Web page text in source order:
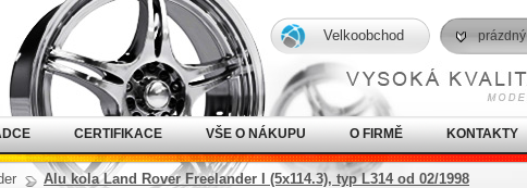
Alu kola Land Rover Freelander I (5x114.3), typ L314 od 02/1998
CERTIFIKACE VŠE O NÁKUPU O FIRMĚ KONTAKTY
prázdný
Velkoobchod